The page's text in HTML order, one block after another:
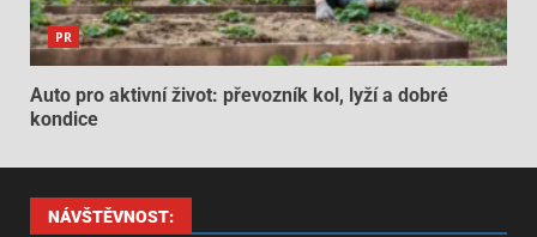
PR
Auto pro aktivní život: převozník kol, lyží a dobré
kondice
NÁVŠTĚVNOST: